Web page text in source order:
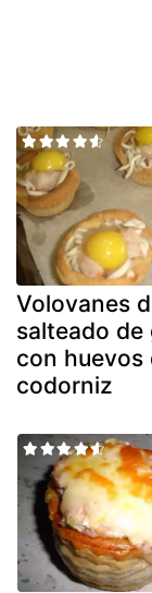
Volovanes
salteado de
con huevos
codorniz